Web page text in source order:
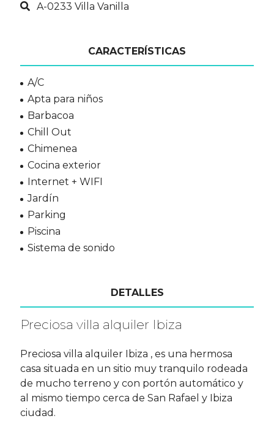
A-0233 Villa Vanilla
CARACTERÍSTICAS
A/C
Apta para niños
Barbacoa
Chill Out
Chimenea
Cocina exterior
Internet + WIFI
Jardín
Parking
Piscina
Sistema de sonido
DETALLES
Preciosa villa alquiler Ibiza
Preciosa villa alquiler Ibiza , es una hermosa
casa situada en un sitio muy tranquilo rodeada
de mucho terreno y con portón automático y
al mismo tiempo cerca de San Rafael y Ibiza
ciudad.